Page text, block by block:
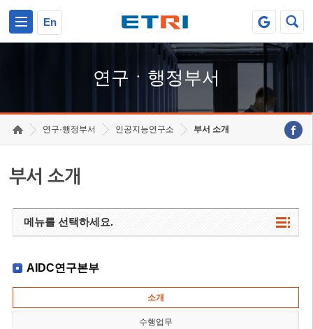
En
연구ㆍ행정부서
연구·행정부서 인공지능연구소 부서 소개
부서 소개
메뉴를 선택하세요.
AIDC연구본부
소개
수행업무